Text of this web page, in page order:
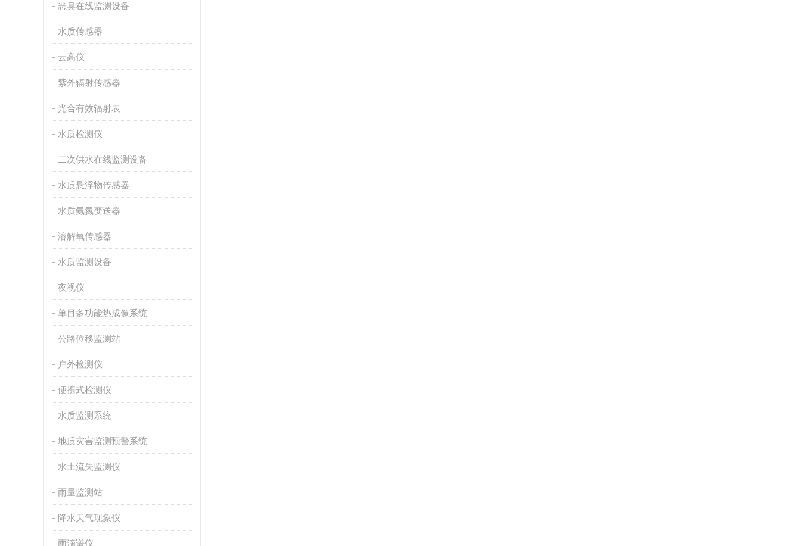
恶臭在线监测设备
水质传感器
云高仪
紫外辐射传感器
光合有效辐射表
水质检测仪
二次供水在线监测设备
水质悬浮物传感器
水质氨氮变送器
溶解氧传感器
水质监测设备
夜视仪
单目多功能热成像系统
公路位移监测站
户外检测仪
便携式检测仪
水质监测系统
地质灾害监测预警系统
水土流失监测仪
雨量监测站
降水天气现象仪
雨滴谱仪